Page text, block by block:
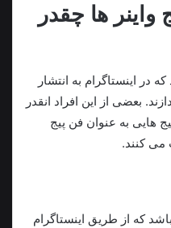
واینر ها چقدر
در اینستاگرام به انتشار
بعضی از این افراد انقدر
هایی به عنوان فن پیج
می کنند.
که از طریق اینستاگرام